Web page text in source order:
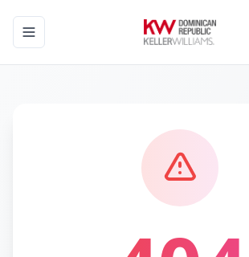
Toggle navigation menu